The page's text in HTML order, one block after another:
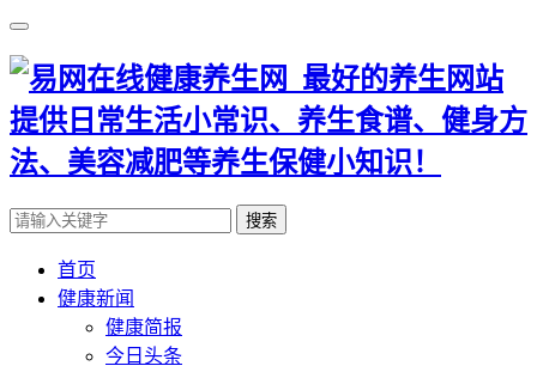
搜索
首页
健康新闻
健康简报
今日头条